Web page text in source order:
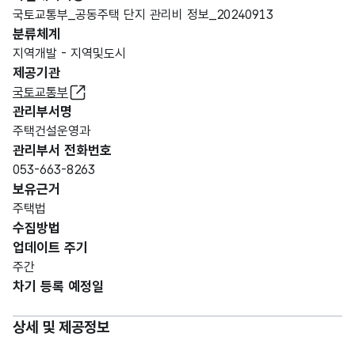
국토교통부_공동주택 단지 관리비 정보_20240913
분류체계
지역개발 - 지역및도시
제공기관
국토교통부
관리부서명
주택건설운영과
관리부서 전화번호
053-663-8263
보유근거
주택법
수집방법
업데이트 주기
주간
차기 등록 예정일
상세 및 제공정보